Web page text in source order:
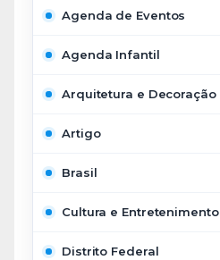
Agenda de Eventos
Agenda Infantil
Arquitetura e Decoração
Artigo
Brasil
Cultura e Entretenimento
Distrito Federal